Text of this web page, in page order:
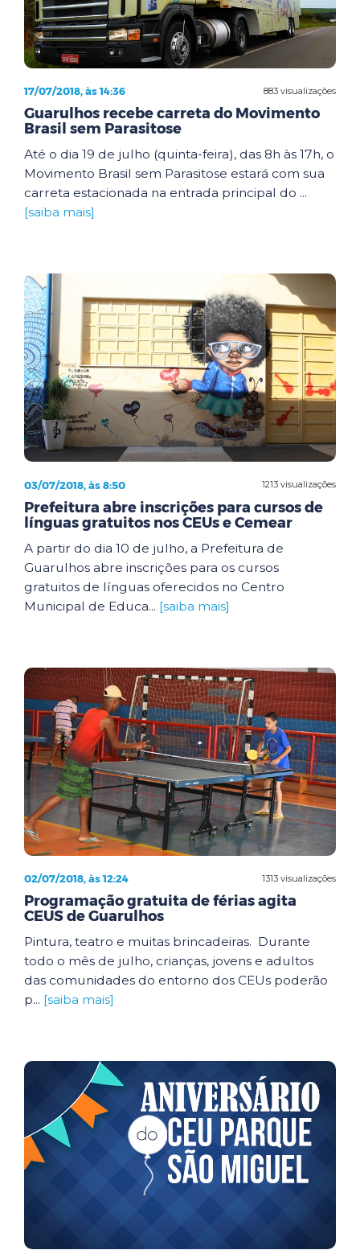
883 visualizações
17/07/2018, às 14:36
Guarulhos recebe carreta do Movimento
Brasil sem Parasitose
Até o dia 19 de julho (quinta-feira), das 8h às 17h, o
Movimento Brasil sem Parasitose estará com sua
carreta estacionada na entrada principal do ...
[saiba mais]
1213 visualizações
03/07/2018, às 8:50
Prefeitura abre inscrições para cursos de
línguas gratuitos nos CEUs e Cemear
A partir do dia 10 de julho, a Prefeitura de
Guarulhos abre inscrições para os cursos
gratuitos de línguas oferecidos no Centro
Municipal de Educa... [saiba mais]
1313 visualizações
02/07/2018, às 12:24
Programação gratuita de férias agita
CEUS de Guarulhos
Pintura, teatro e muitas brincadeiras. Durante
todo o mês de julho, crianças, jovens e adultos
das comunidades do entorno dos CEUs poderão
p... [saiba mais]